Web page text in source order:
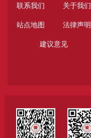
联系我们 关于我们
站点地图 法律声明
建议意见